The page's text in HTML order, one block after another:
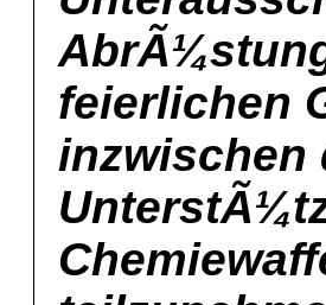
feierlichen
inzwischen